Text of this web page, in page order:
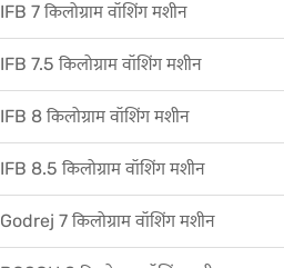
IFB 7 किलोग्राम वॉशिंग मशीन
IFB 7.5 किलोग्राम वॉशिंग मशीन
IFB 8 किलोग्राम वॉशिंग मशीन
IFB 8.5 किलोग्राम वॉशिंग मशीन
Godrej 7 किलोग्राम वॉशिंग मशीन